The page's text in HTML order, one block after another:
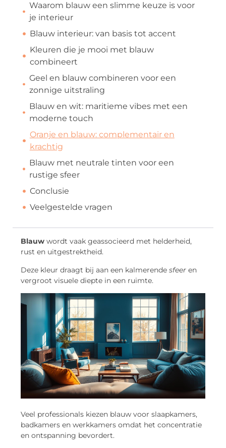
Waarom blauw een slimme keuze is voor
je interieur
Blauw interieur: van basis tot accent
Kleuren die je mooi met blauw
combineert
Geel en blauw combineren voor een
zonnige uitstraling
Blauw en wit: maritieme vibes met een
moderne touch
Oranje en blauw: complementair en
krachtig
Blauw met neutrale tinten voor een
rustige sfeer
Conclusie
Veelgestelde vragen
Blauw wordt vaak geassocieerd met helderheid,
rust en uitgestrektheid.
Deze kleur draagt bij aan een kalmerende sfeer en
vergroot visuele diepte in een ruimte.
Veel professionals kiezen blauw voor slaapkamers,
badkamers en werkkamers omdat het concentratie
en ontspanning bevordert.